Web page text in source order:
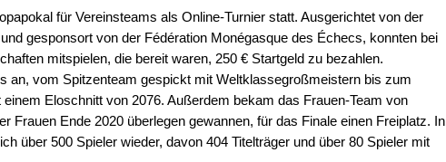
für Vereinsteams als Online-Turnier statt. Ausgerichtet von der
gesponsort von der Fédération Monégasque des Échecs, konnten bei
mitspielen, die bereit waren, 250 € Startgeld zu bezahlen.
an, vom Spitzenteam gespickt mit Weltklassegroßmeistern bis zum
Eloschnitt von 2076. Außerdem bekam das Frauen-Team von
Frauen Ende 2020 überlegen gewannen, für das Finale einen Freiplatz. In
über 500 Spieler wieder, davon 404 Titelträger und über 80 Spieler mit